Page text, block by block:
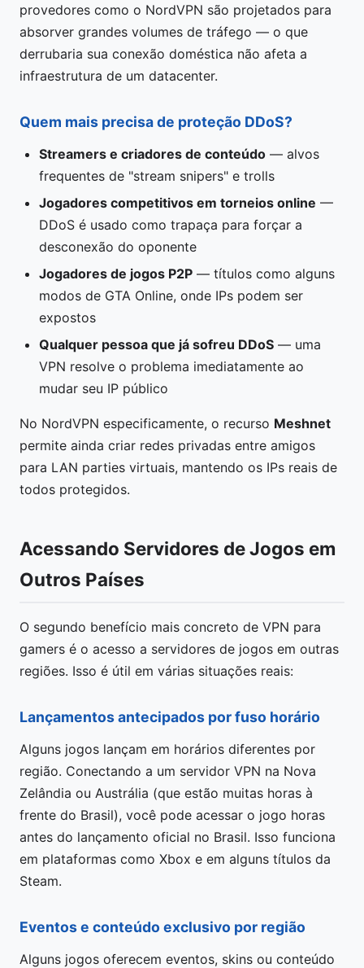
provedores como o NordVPN são projetados para
absorver grandes volumes de tráfego — o que
derrubaria sua conexão doméstica não afeta a
infraestrutura de um datacenter.
Quem mais precisa de proteção DDoS?
Streamers e criadores de conteúdo — alvos
frequentes de "stream snipers" e trolls
Jogadores competitivos em torneios online —
DDoS é usado como trapaça para forçar a
desconexão do oponente
Jogadores de jogos P2P — títulos como alguns
modos de GTA Online, onde IPs podem ser
expostos
Qualquer pessoa que já sofreu DDoS — uma
VPN resolve o problema imediatamente ao
mudar seu IP público
No NordVPN especificamente, o recurso Meshnet
permite ainda criar redes privadas entre amigos
para LAN parties virtuais, mantendo os IPs reais de
todos protegidos.
Acessando Servidores de Jogos em
Outros Países
O segundo benefício mais concreto de VPN para
gamers é o acesso a servidores de jogos em outras
regiões. Isso é útil em várias situações reais:
Lançamentos antecipados por fuso horário
Alguns jogos lançam em horários diferentes por
região. Conectando a um servidor VPN na Nova
Zelândia ou Austrália (que estão muitas horas à
frente do Brasil), você pode acessar o jogo horas
antes do lançamento oficial no Brasil. Isso funciona
em plataformas como Xbox e em alguns títulos da
Steam.
Eventos e conteúdo exclusivo por região
Alguns jogos oferecem eventos, skins ou conteúdo